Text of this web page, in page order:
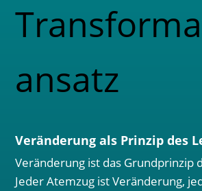
ansatz
Veränderung als Prinzip des
Veränderung ist das Grundprinzip
Jeder Atemzug ist Veränderung,